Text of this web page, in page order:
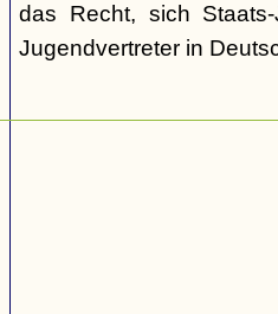
das Recht, sich
Jugendvertreter in